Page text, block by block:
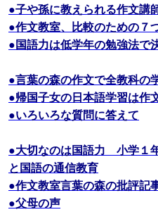
●子や孫に教えられる作文講
●作文教室、比較のための７
●国語力は低学年の勉強法で
●言葉の森の作文で全教科の
●帰国子女の日本語学習は作
●いろいろな質問に答えて
●大切なのは国語力 小学１
と国語の通信教育
●作文教室言葉の森の批評記
●父母の声